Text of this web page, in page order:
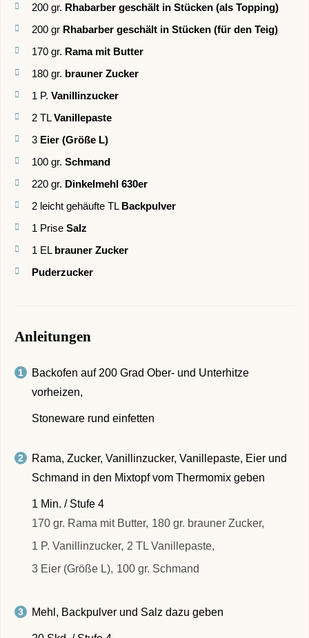
200 gr. Rhabarber geschält in Stücken (als Topping)
200 gr Rhabarber geschält in Stücken (für den Teig)
170 gr. Rama mit Butter
180 gr. brauner Zucker
1 P. Vanillinzucker
2 TL Vanillepaste
3 Eier (Größe L)
100 gr. Schmand
220 gr. Dinkelmehl 630er
2 leicht gehäufte TL Backpulver
1 Prise Salz
1 EL brauner Zucker
Puderzucker
Anleitungen
Backofen auf 200 Grad Ober- und Unterhitze
vorheizen,
Stoneware rund einfetten
Rama, Zucker, Vanillinzucker, Vanillepaste, Eier und
Schmand in den Mixtopf vom Thermomix geben
1 Min. / Stufe 4
170 gr. Rama mit Butter, 180 gr. brauner Zucker,
1 P. Vanillinzucker, 2 TL Vanillepaste,
3 Eier (Größe L), 100 gr. Schmand
Mehl, Backpulver und Salz dazu geben